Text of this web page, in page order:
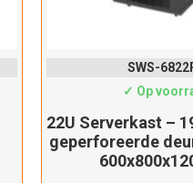
SWS-
✓ Op
22U Serverkast –
geperforeerde